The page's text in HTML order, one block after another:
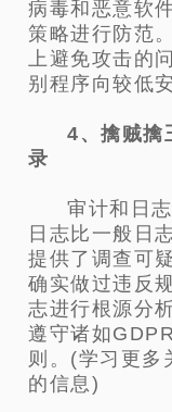
病毒和恶意软
策略进行防范
上避免攻击的
别程序向较低
4、擒贼擒
录
审计和日
日志比一般日
提供了调查可
确实做过违反
志进行根源分
遵守诸如
则。(学习更
的信息)